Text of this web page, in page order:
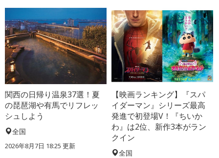
関西の日帰り温泉37選！夏
の琵琶湖や有馬でリフレッ
シュしよう
全国
2026年8月7日 18:25 更新
【映画ランキング】『スパ
イダーマン』シリーズ最高
発進で初登場V！『ちいか
わ』は2位、新作3本がラン
クイン
全国